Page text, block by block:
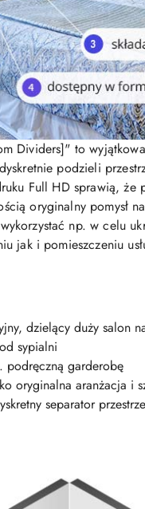
Dividers]" to
podzieli
Full HD sprawią,
oryginalny pomysł
np. w celu
jak i pomieszczeniu
dzielący duży salon
sypialni
podręczną garderobę
oryginalna aranżacja i
separator